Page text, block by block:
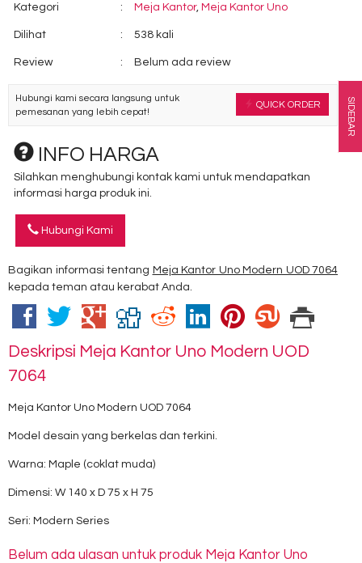
Kategori : Meja Kantor, Meja Kantor Uno
Dilihat : 538 kali
Review : Belum ada review
QUICK ORDER
Hubungi kami secara langsung untuk
pemesanan yang lebih cepat!
INFO HARGA
Silahkan menghubungi kontak kami untuk mendapatkan
informasi harga produk ini.
Hubungi Kami
Bagikan informasi tentang Meja Kantor Uno Modern UOD 7064
kepada teman atau kerabat Anda.
Deskripsi Meja Kantor Uno Modern UOD
7064
Meja Kantor Uno Modern UOD 7064
Model desain yang berkelas dan terkini.
Warna: Maple (coklat muda)
Dimensi: W 140 x D 75 x H 75
Seri: Modern Series
Belum ada ulasan untuk produk Meja Kantor Uno
SIDEBAR